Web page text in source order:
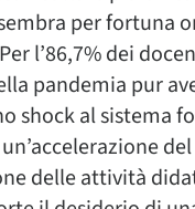
per fortuna
l’86,7% dei
pandemia pur
shock al sistema
delle attività